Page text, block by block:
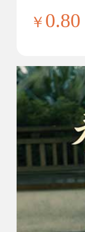
￥ 0.80